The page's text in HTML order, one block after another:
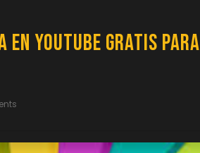
en YouTube Gratis para